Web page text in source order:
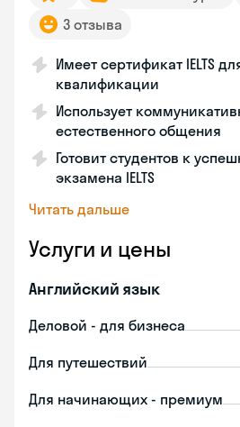
3 отзыва
Имеет сертификат IELTS
квалификации
Использует
естественного общения
Готовит студентов к
экзамена IELTS
Читать дальше
Услуги и цены
Английский язык
Деловой - для бизнеса
Для путешествий
Для начинающих - премиум